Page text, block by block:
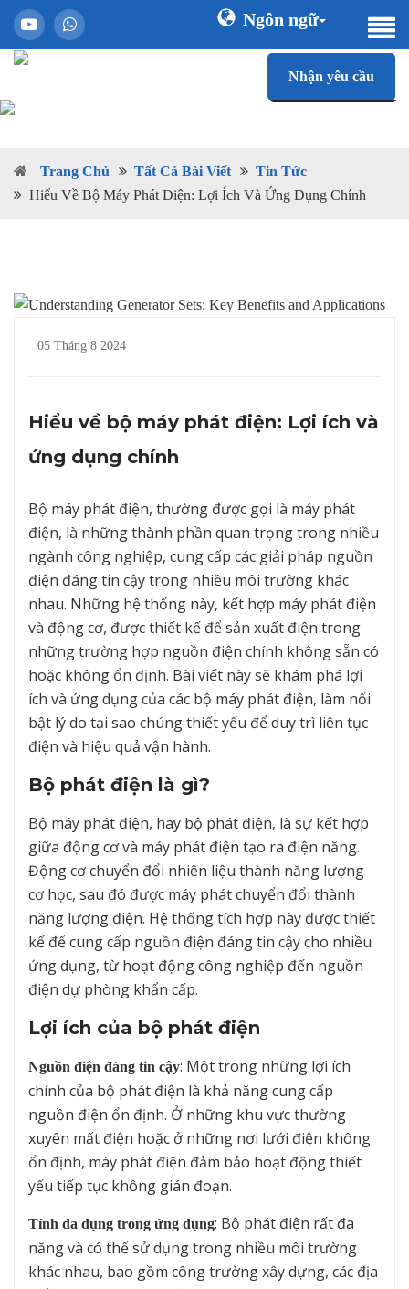
Ngôn ngữ
Nhận yêu cầu
Trang Chủ Tất Cả Bài Viết
Tin Tức
Hiểu Về Bộ Máy Phát Điện: Lợi Ích Và Ứng Dụng Chính
05 Tháng 8 2024
Hiểu về bộ máy phát điện: Lợi ích và
ứng dụng chính
Bộ máy phát điện, thường được gọi là máy phát
điện, là những thành phần quan trọng trong nhiều
ngành công nghiệp, cung cấp các giải pháp nguồn
điện đáng tin cậy trong nhiều môi trường khác
nhau. Những hệ thống này, kết hợp máy phát điện
và động cơ, được thiết kế để sản xuất điện trong
những trường hợp nguồn điện chính không sẵn có
hoặc không ổn định. Bài viết này sẽ khám phá lợi
ích và ứng dụng của các bộ máy phát điện, làm nổi
bật lý do tại sao chúng thiết yếu để duy trì liên tục
điện và hiệu quả vận hành.
Bộ phát điện là gì?
Bộ máy phát điện, hay bộ phát điện, là sự kết hợp
giữa động cơ và máy phát điện tạo ra điện năng.
Động cơ chuyển đổi nhiên liệu thành năng lượng
cơ học, sau đó được máy phát chuyển đổi thành
năng lượng điện. Hệ thống tích hợp này được thiết
kế để cung cấp nguồn điện đáng tin cậy cho nhiều
ứng dụng, từ hoạt động công nghiệp đến nguồn
điện dự phòng khẩn cấp.
Lợi ích của bộ phát điện
Nguồn điện đáng tin cậy: Một trong những lợi ích
chính của bộ phát điện là khả năng cung cấp
nguồn điện ổn định. Ở những khu vực thường
xuyên mất điện hoặc ở những nơi lưới điện không
ổn định, máy phát điện đảm bảo hoạt động thiết
yếu tiếp tục không gián đoạn.
Tính đa dụng trong ứng dụng: Bộ phát điện rất đa
năng và có thể sử dụng trong nhiều môi trường
khác nhau, bao gồm công trường xây dựng, các địa